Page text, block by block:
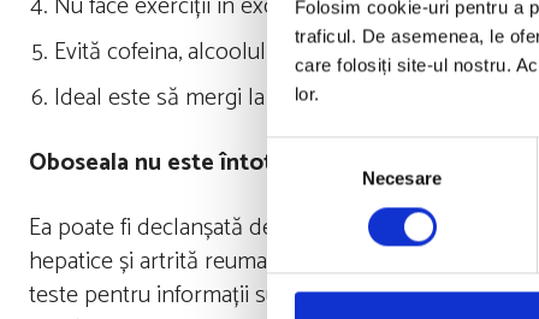
Folosim cookie-uri pentru a
traficul. De asemenea, le
care folosiți site-ul nostru.
lor.
Selecția
consimțământului
Necesare
Evită cofeina, alcoolul și mesele grele aproape
Ideal este să mergi la culcare cam la aceeași oră
Oboseala nu este întotdeauna cauzată de lipsa
Ea poate fi declanșată de o serie întreagă de
hepatice și artrită reumatoidă. Dacă nu există o
teste pentru informații suplimentare-